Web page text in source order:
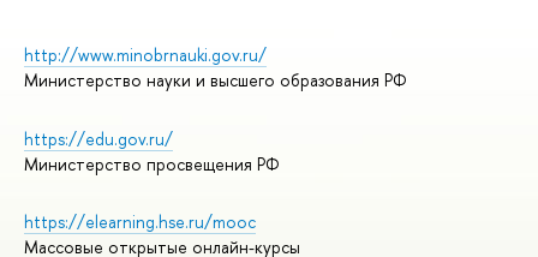
http://www.minobrnauki.gov.ru/
Министерство науки и высшего образования РФ
https://edu.gov.ru/
Министерство просвещения РФ
https://elearning.hse.ru/mooc
Массовые открытые онлайн-курсы